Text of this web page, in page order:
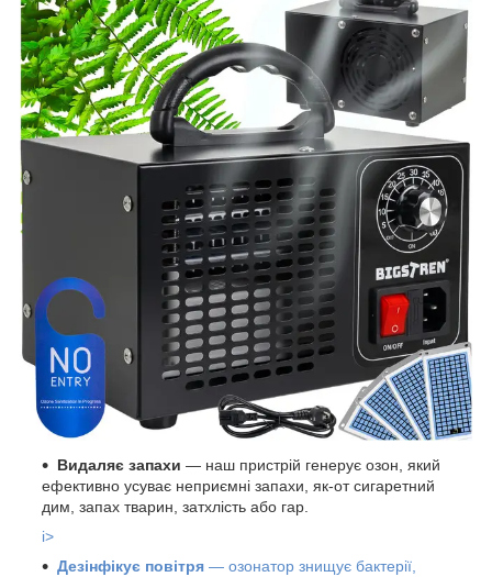
Видаляє запахи — наш пристрій генерує озон, який
ефективно усуває неприємні запахи, як-от сигаретний
дим, запах тварин, затхлість або гар.
i>
Дезінфікує повітря — озонатор знищує бактерії,